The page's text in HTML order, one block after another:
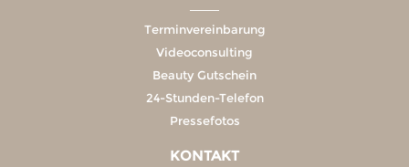
Terminvereinbarung
Videoconsulting
Beauty Gutschein
24-Stunden-Telefon
Pressefotos
KONTAKT